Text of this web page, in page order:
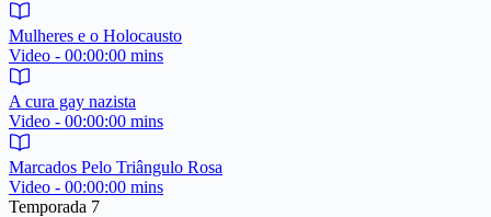
Mulheres e o Holocausto
Video - 00:00:00 mins
A cura gay nazista
Video - 00:00:00 mins
Marcados Pelo Triângulo Rosa
Video - 00:00:00 mins
Temporada 7